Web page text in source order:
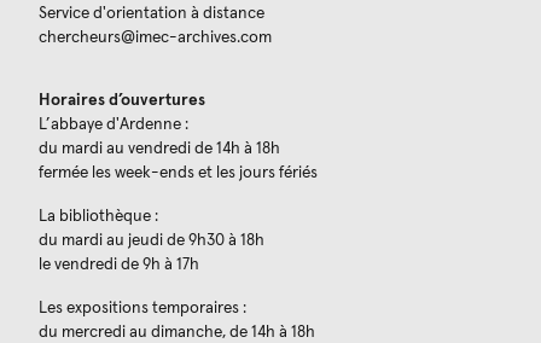
Service d'orientation à distance
chercheurs@imec-archives.com
Horaires d’ouvertures
L’abbaye d'Ardenne :
du mardi au vendredi de 14h à 18h
fermée les week-ends et les jours fériés
La bibliothèque :
du mardi au jeudi de 9h30 à 18h
le vendredi de 9h à 17h
Les expositions temporaires :
du mercredi au dimanche, de 14h à 18h